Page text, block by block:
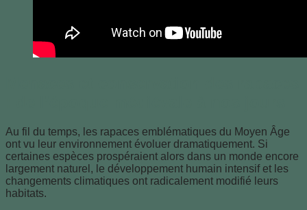
Au fil du temps, les rapaces emblématiques du Moyen Âge
ont vu leur environnement évoluer dramatiquement. Si
certaines espèces prospéraient alors dans un monde encore
largement naturel, le développement humain intensif et les
changements climatiques ont radicalement modifié leurs
habitats.